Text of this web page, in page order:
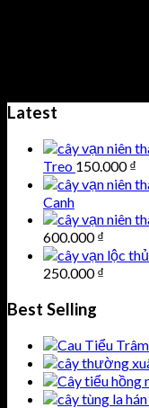
Latest
Treo 150.000₫
Canh
600.000₫
250.000₫
Best Selling